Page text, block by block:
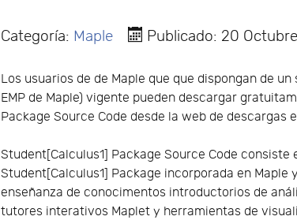
Categoría: Maple Publicado: 20
Los usuarios de de Maple que que dispongan de
EMP de Maple) vigente pueden descargar
Package Source Code desde la web de descargas
Student[Calculus1] Package Source Code
Student[Calculus1] Package incorporada en
enseñanza de conocimentos introductorios de
tutores interativos Maplet y herramientas de